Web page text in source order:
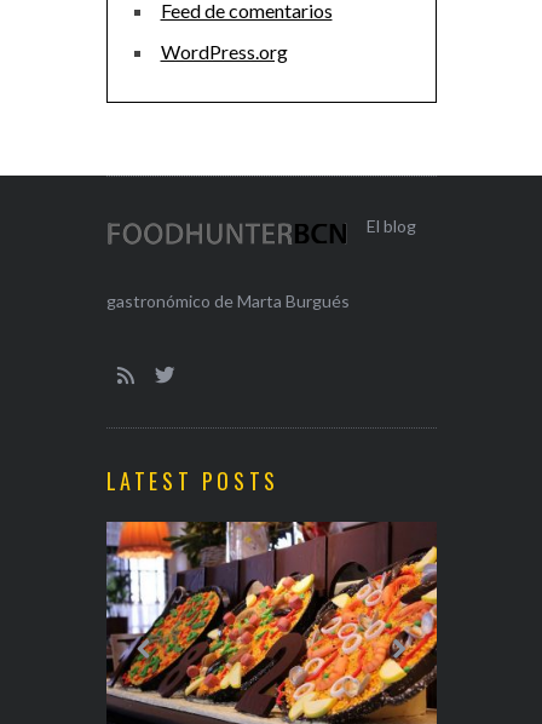
Feed de comentarios
WordPress.org
El blog
gastronómico de Marta Burgués
LATEST POSTS